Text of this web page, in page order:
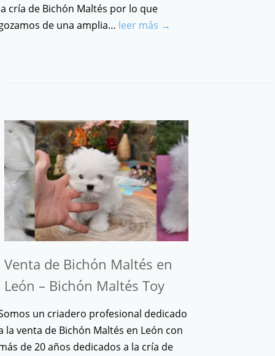
cría de Bichón Maltés por lo que
de una amplia… leer más →
Venta de Bichón Maltés en
León – Bichón Maltés Toy
un criadero profesional dedicado
la venta de Bichón Maltés en León con
de 20 años dedicados a la cría de